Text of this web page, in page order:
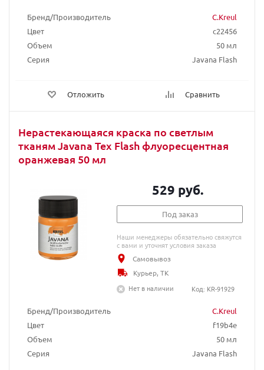
Бренд/Производитель
C.Kreul
Цвет
c22456
Объем
50 мл
Серия
Javana Flash
Отложить Сравнить
Нерастекающаяся краска по светлым
тканям Javana Tex Flash флуоресцентная
оранжевая 50 мл
Бренд/Производитель
C.Kreul
Цвет
f19b4e
Объем
50 мл
Серия
Javana Flash
529 руб.
Под заказ
Наши менеджеры обязательно свяжутся
с вами и уточнят условия заказа
Самовывоз
Курьер, ТК
Нет в наличии
Код: KR-91929